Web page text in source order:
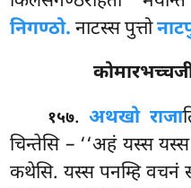
निगण्ठो. नाटस्स पुत्तो
१५७.अथखो राजा
चिन्तेसि – ‘‘अहं यस्स
कथेसि. यस्स पनम्हि वचनं